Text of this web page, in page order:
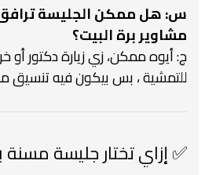
س: هل ممكن الجليسة
مشاوير برة البيت؟
ج: أيوه ممكن، زي زيارة دكتور أو
للتمشية ، بس بيكون فيه
✅ إزاي تختار جليسة